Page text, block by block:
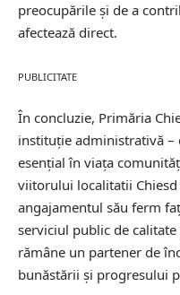
preocupările și de a
afectează direct.
PUBLICITATE
În concluzie, Primăria
instituție administrativă –
esențial în viața
viitorului localitatii Chiesd
angajamentul său ferm
serviciul public de
rămâne un partener de
bunăstării și progresului